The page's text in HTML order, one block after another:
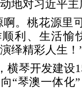
地对习近平主
。桃花源里
利、生活愉
绎精彩人生！
横琴开发建设
“琴澳一体化